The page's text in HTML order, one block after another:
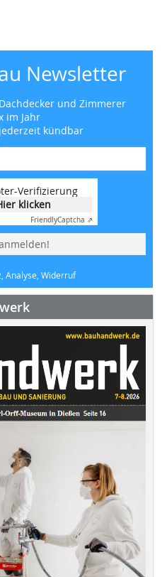
Newsletter
und Zimmerer
im Jahr
kündbar
Verifizierung
klicken
FriendlyCaptcha ⇗
Analyse, Widerruf